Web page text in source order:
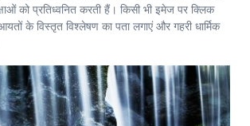
को प्रतिध्वनित करती हैं। किसी भी इमेज पर क्लिक
के विस्तृत विश्लेषण का पता लगाएं और गहरी धार्मिक